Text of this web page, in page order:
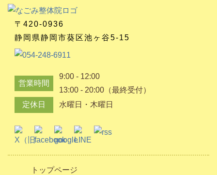
〒420-0936
静岡県静岡市葵区池ヶ谷5-15
営業時間
9:00 - 12:00
13:00 - 20:00（最終受付）
定休日
水曜日・木曜日
トップページ